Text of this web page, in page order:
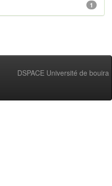
1
DSPACE Université de bouira